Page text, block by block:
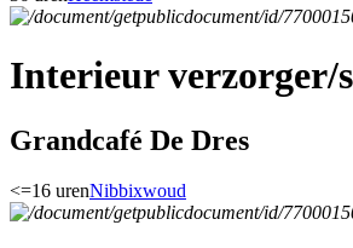
Interieur verzorger/
Grandcafé De Dres
<=16 urenNibbixwoud